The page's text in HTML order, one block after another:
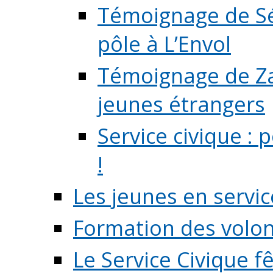
Témoignage de
pôle à L’Envol
Témoignage de
jeunes étrangers
Service civique :
!
Les jeunes en
Formation des
Le Service Civique